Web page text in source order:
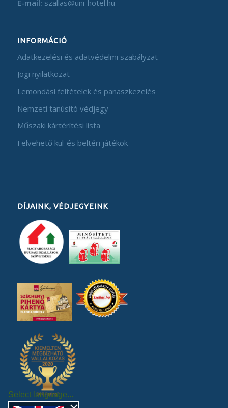
E-mail: szallas@uni-hotel.hu
INFORMÁCIÓ
Adatkezelési és adatvédelmi szabályzat
Jogi nyilatkozat
Lemondási feltételek és panaszkezelés
Nemzeti tanúsító védjegy
Műszaki kártérítési lista
Felvehető kül-és beltéri játékok
DÍJAINK, VÉDJEGYEINK
Select language...